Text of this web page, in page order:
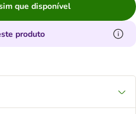
que disponível
produto